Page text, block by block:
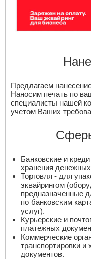
Предлагаем
Наносим печать по
специалисты нашей
учетом Ваших
Банковские и
хранения
Торговля - для
эквайрингом
предназначенные
по банковским
услуг).
Курьерские и
платежных
Коммерческие
транспортировки
документов.